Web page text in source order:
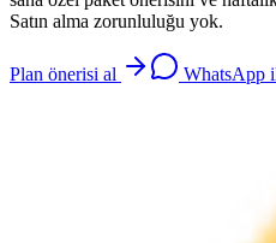
Satın alma zorunluluğu yok.
Plan önerisi al WhatsApp